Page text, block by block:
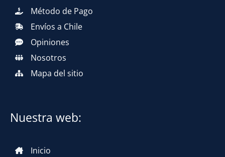
Método de Pago
Envíos a Chile
Opiniones
Nosotros
Mapa del sitio
Nuestra web:
Inicio